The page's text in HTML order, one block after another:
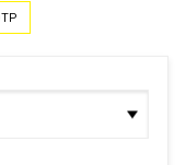
КОНСУЛЬТАЦИЮ